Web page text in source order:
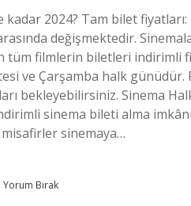
2024? Tam bilet
değişmektedir.
tüm filmlerin biletleri indirimli
ve Çarşamba halk
bekleyebilirsiniz. Sinema
sinema bileti alma
sinemaya…
Yorum Bırak